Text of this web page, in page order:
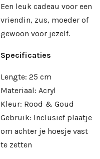
Een leuk cadeau voor een
vriendin, zus, moeder of
gewoon voor jezelf.
Specificaties
Lengte: 25 cm
Materiaal: Acryl
Kleur: Rood & Goud
Gebruik: Inclusief plaatje
om achter je hoesje vast
te zetten